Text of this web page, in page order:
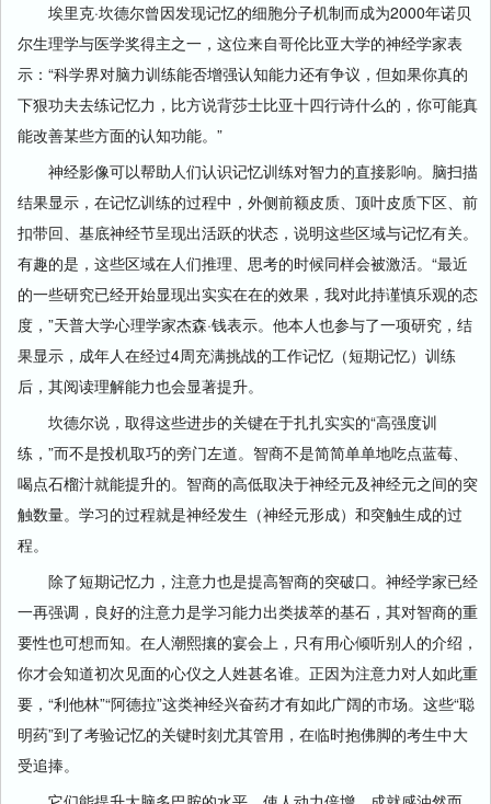
埃里克·坎德尔曾因发现记忆的细胞分子机制而成为2000年诺贝
尔生理学与医学奖得主之一，这位来自哥伦比亚大学的神经学家表
示：“科学界对脑力训练能否增强认知能力还有争议，但如果你真的
下狠功夫去练记忆力，比方说背莎士比亚十四行诗什么的，你可能真
能改善某些方面的认知功能。”
神经影像可以帮助人们认识记忆训练对智力的直接影响。脑扫描
结果显示，在记忆训练的过程中，外侧前额皮质、顶叶皮质下区、前
扣带回、基底神经节呈现出活跃的状态，说明这些区域与记忆有关。
有趣的是，这些区域在人们推理、思考的时候同样会被激活。“最近
的一些研究已经开始显现出实实在在的效果，我对此持谨慎乐观的态
度，”天普大学心理学家杰森·钱表示。他本人也参与了一项研究，结
果显示，成年人在经过4周充满挑战的工作记忆（短期记忆）训练
后，其阅读理解能力也会显著提升。
坎德尔说，取得这些进步的关键在于扎扎实实的“高强度训
练，”而不是投机取巧的旁门左道。智商不是简简单单地吃点蓝莓、
喝点石榴汁就能提升的。智商的高低取决于神经元及神经元之间的突
触数量。学习的过程就是神经发生（神经元形成）和突触生成的过
程。
除了短期记忆力，注意力也是提高智商的突破口。神经学家已经
一再强调，良好的注意力是学习能力出类拔萃的基石，其对智商的重
要性也可想而知。在人潮熙攘的宴会上，只有用心倾听别人的介绍，
你才会知道初次见面的心仪之人姓甚名谁。正因为注意力对人如此重
要，“利他林”“阿德拉”这类神经兴奋药才有如此广阔的市场。这些“聪
明药”到了考验记忆的关键时刻尤其管用，在临时抱佛脚的考生中大
受追捧。